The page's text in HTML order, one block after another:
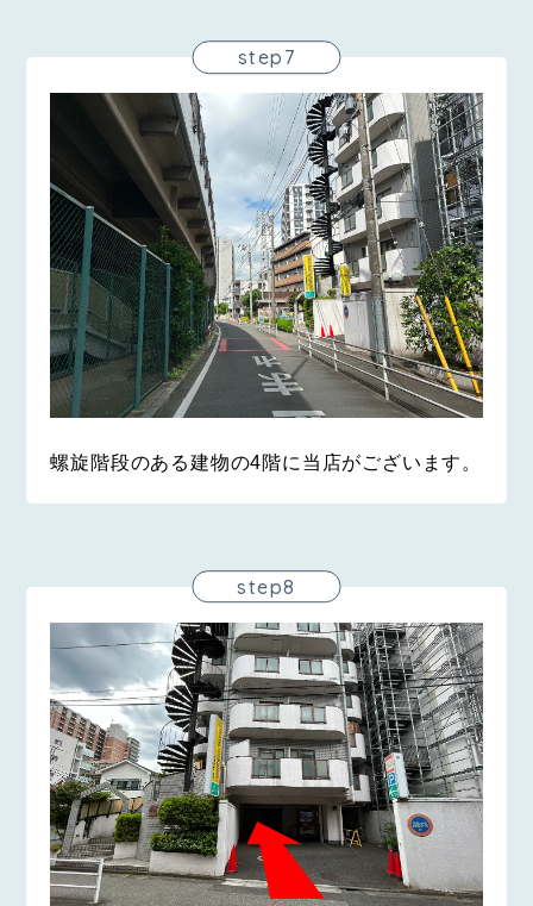
step7
螺旋階段のある建物の4階に当店がございます。
step8